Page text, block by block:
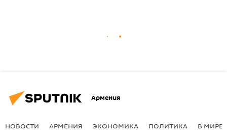
Армения
НОВОСТИ АРМЕНИЯ ЭКОНОМИКА ПОЛИТИКА В МИРЕ